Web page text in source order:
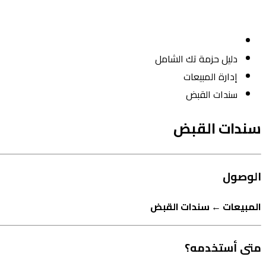
دليل حزمة تك الشامل
إدارة المبيعات
سندات القبض
سندات القبض
الوصول
المبيعات ← سندات القبض
متى أستخدمه؟